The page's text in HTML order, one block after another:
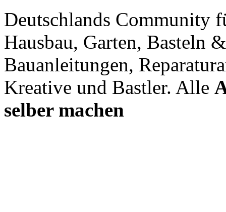
Deutschlands Community
Hausbau, Garten, Basteln
Bauanleitungen,
Kreative und Bastler. Alle
selber machen